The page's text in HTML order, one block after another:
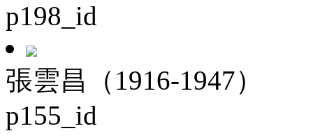
p198_id
張雲昌（1916-1947）
p155_id